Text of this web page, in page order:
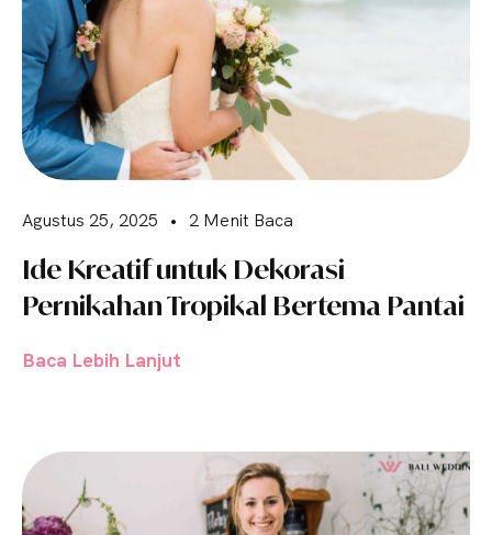
Agustus 25, 2025 • 2 Menit Baca
Ide Kreatif untuk Dekorasi
Pernikahan Tropikal Bertema Pantai
Baca Lebih Lanjut